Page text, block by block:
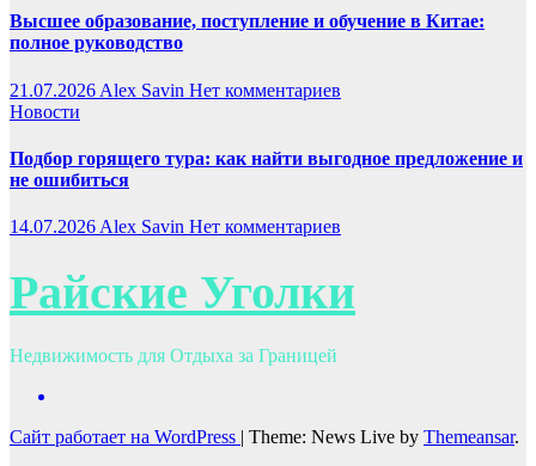
Высшее образование, поступление и обучение в Китае:
полное руководство
21.07.2026 Alex Savin Нет комментариев
Новости
Подбор горящего тура: как найти выгодное предложение и
не ошибиться
14.07.2026 Alex Savin Нет комментариев
Райские Уголки
Недвижимость для Отдыха за Границей
Сайт работает на WordPress | Theme: News Live by Themeansar.